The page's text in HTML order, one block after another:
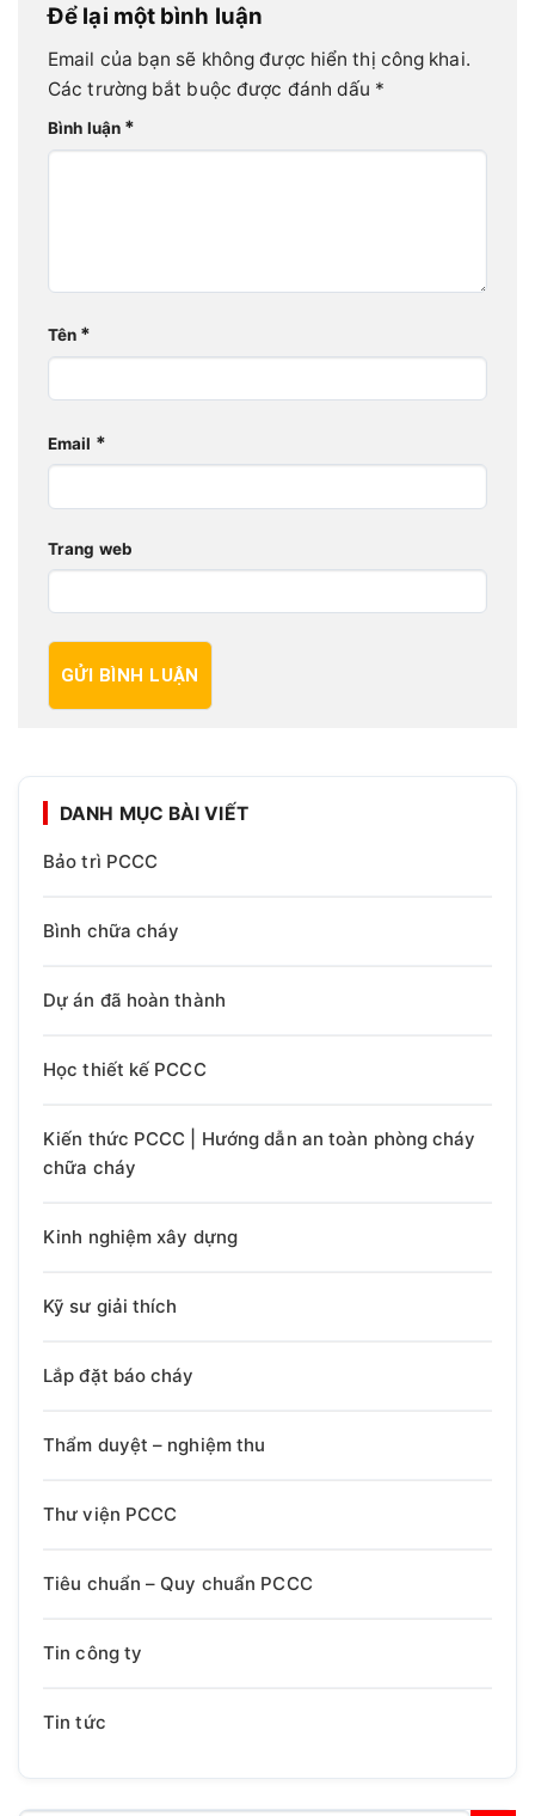
DANH MỤC BÀI VIẾT
Bảo trì PCCC
Bình chữa cháy
Dự án đã hoàn thành
Học thiết kế PCCC
Kiến thức PCCC | Hướng dẫn an toàn phòng cháy
chữa cháy
Kinh nghiệm xây dựng
Kỹ sư giải thích
Lắp đặt báo cháy
Thẩm duyệt – nghiệm thu
Thư viện PCCC
Tiêu chuẩn – Quy chuẩn PCCC
Tin công ty
Tin tức
Để lại một bình luận
Email của bạn sẽ không được hiển thị công khai.
Các trường bắt buộc được đánh dấu *
Bình luận *
Tên *
Email *
Trang web